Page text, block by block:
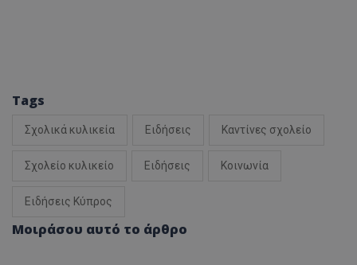
Tags
Σχολικά κυλικεία Ειδήσεις Καντίνες σχολείο
Σχολείο κυλικείο Ειδήσεις Κοινωνία
Ειδήσεις Κύπρος
Μοιράσου αυτό το άρθρο